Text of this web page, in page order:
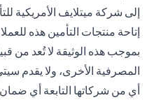
إلى شركة ميتلايف الأمريكية
إتاحة منتجات التأمين هذه
بموجب هذه الوثيقة لا تُعد من
المصرفية الأخرى، ولا يقدم
أي من شركاتها التابعة أي